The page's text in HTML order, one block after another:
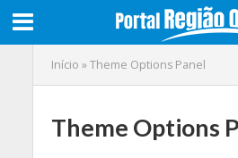
Início »Theme Options Panel
Theme Options